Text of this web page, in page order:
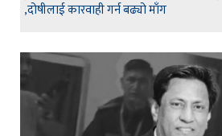
,दोषीलाई कारवाही गर्न बढ्यो माँग